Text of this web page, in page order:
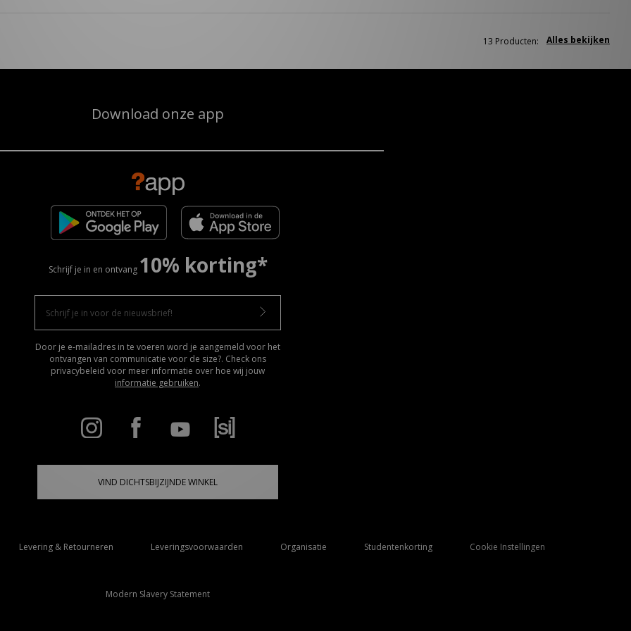
Alles bekijken
13 Producten:
Download onze app
Schrijf je in en ontvang 10% korting*
Door je e-mailadres in te voeren word je aangemeld voor het
ontvangen van communicatie voor de size?. Check ons
privacybeleid voor meer informatie over hoe wij jouw
informatie gebruiken.
VIND DICHTSBIJZIJNDE WINKEL
Levering & Retourneren Leveringsvoorwaarden Organisatie Studentenkorting Cookie Instellingen
Modern Slavery Statement